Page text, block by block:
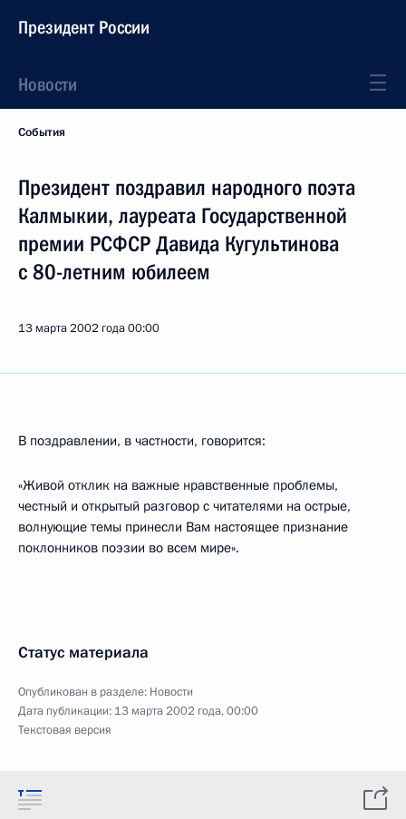
Президент России
Новости
События
Президент поздравил народного поэта
Калмыкии, лауреата Государственной
премии РСФСР Давида Кугультинова
с 80-летним юбилеем
13 марта 2002 года00:00
В поздравлении, в частности, говорится:
«Живой отклик на важные нравственные проблемы,
честный и открытый разговор с читателями на острые,
волнующие темы принесли Вам настоящее признание
поклонников поэзии во всем мире».
Статус материала
Опубликован в разделе: Новости
Дата публикации: 13 марта 2002 года, 00:00
Текстовая версия